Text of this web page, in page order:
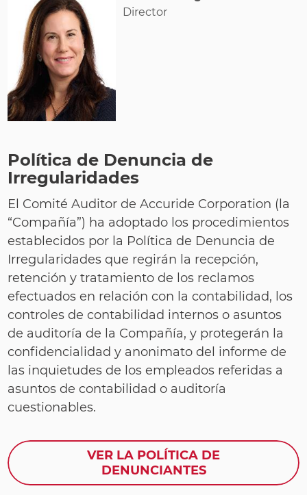
Director
Política de Denuncia de
Irregularidades
El Comité Auditor de Accuride Corporation (la
“Compañía”) ha adoptado los procedimientos
establecidos por la Política de Denuncia de
Irregularidades que regirán la recepción,
retención y tratamiento de los reclamos
efectuados en relación con la contabilidad, los
controles de contabilidad internos o asuntos
de auditoría de la Compañía, y protegerán la
confidencialidad y anonimato del informe de
las inquietudes de los empleados referidas a
asuntos de contabilidad o auditoría
cuestionables.
VER LA POLÍTICA DE
DENUNCIANTES